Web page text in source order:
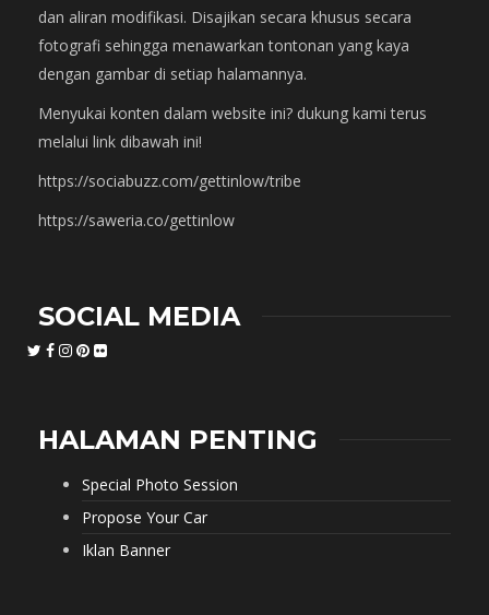
dan aliran modifikasi. Disajikan secara khusus secara
fotografi sehingga menawarkan tontonan yang kaya
dengan gambar di setiap halamannya.
Menyukai konten dalam website ini? dukung kami terus
melalui link dibawah ini!
https://sociabuzz.com/gettinlow/tribe
https://saweria.co/gettinlow
SOCIAL MEDIA
HALAMAN PENTING
Special Photo Session
Propose Your Car
Iklan Banner